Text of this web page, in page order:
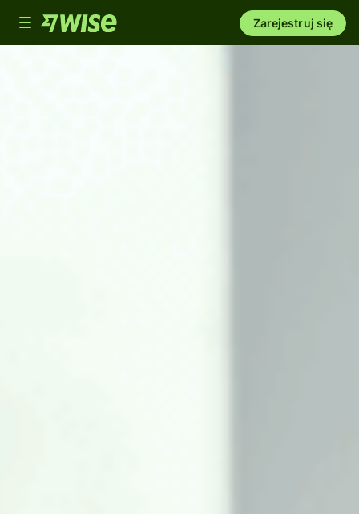
Toggle
navigation
Zarejestruj się